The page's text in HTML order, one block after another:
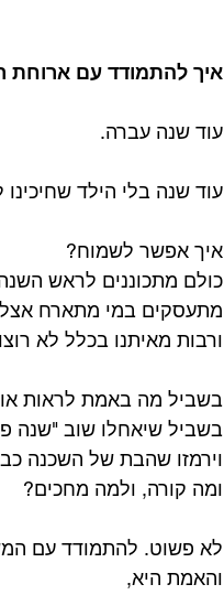
איך להתמודד עם
עוד שנה עברה.
עוד שנה בלי הילד שחיכינו
איך אפשר לשמוח?
כולם מתכוננים לראש
מתעסקים במי מתארח
ורבות מאיתנו בכלל לא
בשביל מה באמת לראות
בשביל שיאחלו שוב "שנה
וירמזו שהבת של השכנה
ומה קורה, ולמה מחכים?
לא פשוט. להתמודד עם
והאמת היא,